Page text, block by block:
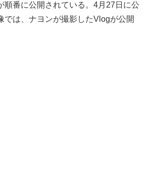
順番に公開されている。4月27日に公
では、ナヨンが撮影したVlogが公開